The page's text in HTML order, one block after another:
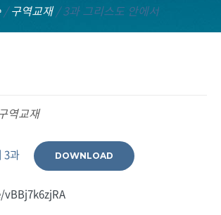
/구역교재 /3과 그리스도 안에서
역교재
3과 DOWNLOAD